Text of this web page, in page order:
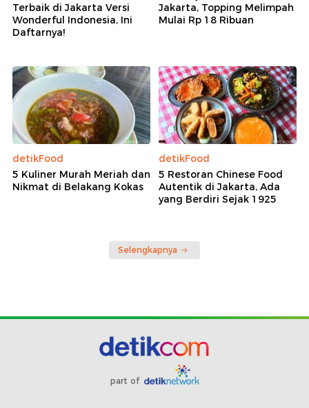
Terbaik di Jakarta Versi
Wonderful Indonesia, Ini
Daftarnya!
Jakarta, Topping Melimpah
Mulai Rp 18 Ribuan
detikFood
5 Kuliner Murah Meriah dan
Nikmat di Belakang Kokas
detikFood
5 Restoran Chinese Food
Autentik di Jakarta, Ada
yang Berdiri Sejak 1925
Selengkapnya
part of